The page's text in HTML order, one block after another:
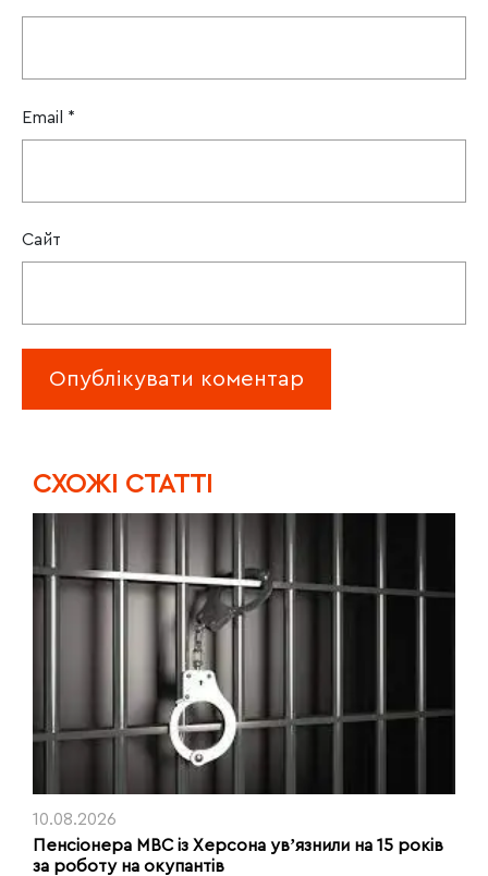
Email *
Сайт
CХОЖІ СТАТТІ
10.08.2026
Пенсіонера МВС із Херсона увʼязнили на 15 років
за роботу на окупантів